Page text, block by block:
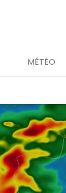
MÉTÉO